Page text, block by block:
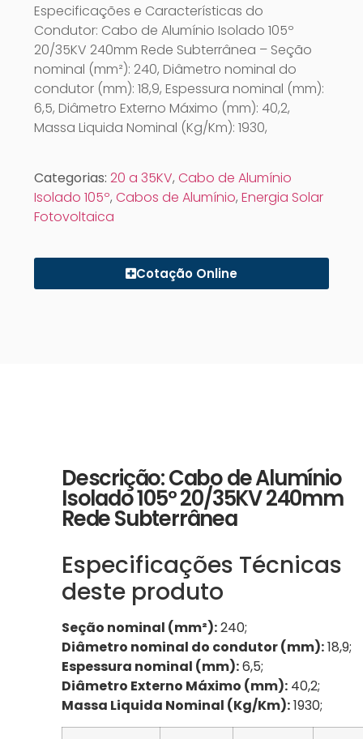
Especificações e Características do
Condutor: Cabo de Alumínio Isolado 105º
20/35KV 240mm Rede Subterrânea – Seção
nominal (mm²): 240, Diâmetro nominal do
condutor (mm): 18,9, Espessura nominal (mm):
6,5, Diâmetro Externo Máximo (mm): 40,2,
Massa Liquida Nominal (Kg/Km): 1930,
Categorias: 20 a 35KV, Cabo de Alumínio
Isolado 105º, Cabos de Alumínio, Energia Solar
Fotovoltaica
Cotação Online
Descrição: Cabo de Alumínio
Isolado 105º 20/35KV 240mm
Rede Subterrânea
Especificações Técnicas
deste produto
Seção nominal (mm²):240;
Diâmetro nominal do condutor (mm):18,9;
Espessura nominal (mm):6,5;
Diâmetro Externo Máximo (mm): 40,2;
Massa Liquida Nominal (Kg/Km):1930;